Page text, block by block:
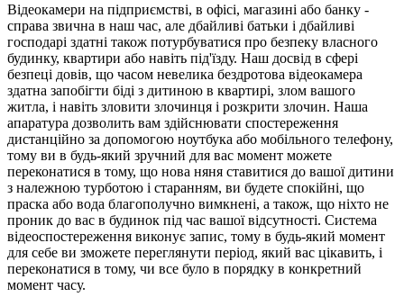
Відеокамери на підприємстві, в офісі, магазині або банку -
справа звична в наш час, але дбайливі батьки і дбайливі
господарі здатні також потурбуватися про безпеку власного
будинку, квартири або навіть під'їзду. Наш досвід в сфері
безпеці довів, що часом невелика бездротова відеокамера
здатна запобігти біді з дитиною в квартирі, злом вашого
житла, і навіть зловити злочинця і розкрити злочин. Наша
апаратура дозволить вам здійснювати спостереження
дистанційно за допомогою ноутбука або мобільного телефону,
тому ви в будь-який зручний для вас момент можете
переконатися в тому, що нова няня ставитися до вашої дитини
з належною турботою і старанням, ви будете спокійні, що
праска або вода благополучно вимкнені, а також, що ніхто не
проник до вас в будинок під час вашої відсутності. Система
відеоспостереження виконує запис, тому в будь-який момент
для себе ви зможете переглянути період, який вас цікавить, і
переконатися в тому, чи все було в порядку в конкретний
момент часу.